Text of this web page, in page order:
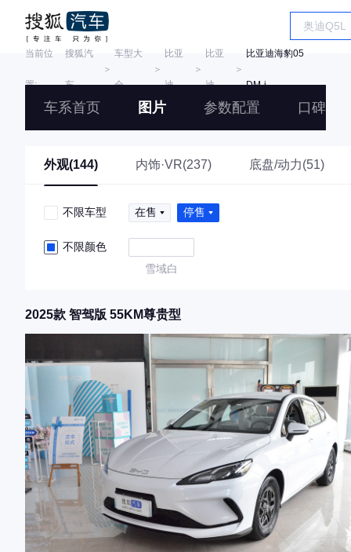
当前位
置:
搜狐汽
车
＞
车型大
全
＞
比亚
迪
＞
比亚
迪
＞
比亚迪海豹05
DM-i
车系首页 图片 参数配置 口碑
外观(144) 内饰·VR(237) 底盘/动力(51)
不限车型 在售 停售
不限颜色
雪域白
2025款 智驾版 55KM尊贵型